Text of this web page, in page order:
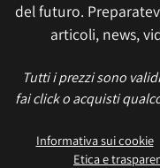
del futuro.
articoli, news,
Tutti i prezzi sono
fai click o acquisti
Informativa sui cookie
Etica e